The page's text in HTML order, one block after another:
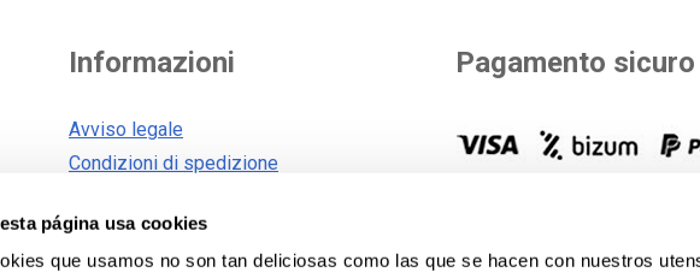
página usa cookies
que usamos no son tan deliciosas como las que se hacen con nuestros
Informazioni
Avviso legale
Condizioni di spedizione
Politica sui cookie
Informativa sulla privacy
Pagamento sicuro
vostro acquisto.Vedi tutti i